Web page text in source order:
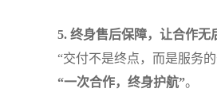
5. 终身售后保障，让合作无
“交付不是终点，而是服务
“一次合作，终身护航”。